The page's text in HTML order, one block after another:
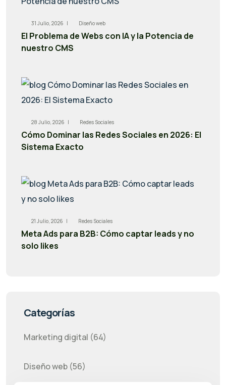
31 Julio, 2026 | Diseño web
El Problema de Webs con IA y la Potencia de
nuestro CMS
28 Julio, 2026 | Redes Sociales
Cómo Dominar las Redes Sociales en 2026: El
Sistema Exacto
21 Julio, 2026 | Redes Sociales
Meta Ads para B2B: Cómo captar leads y no
solo likes
Categorías
Marketing digital (64)
Diseño web (56)